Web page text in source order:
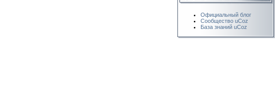
Официальный блог
Сообщество uCoz
База знаний uCoz